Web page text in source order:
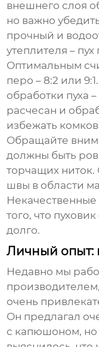
внешнего слоя
но важно
прочный и
утеплителя –
Оптимальным
перо – 8:2 или
обработки пуха
расчесан и
избежать
Обращайте
должны быть
торчащих
швы в области
того, что
долго.
Личный опыт:
Недавно мы
очень
Он предлагал
с капюшоном,